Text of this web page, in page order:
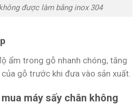
được làm bằng inox 304
ẩm trong gỗ nhanh chóng, tăng
gỗ trước khi đưa vào sản xuất.
máy sấy chân không